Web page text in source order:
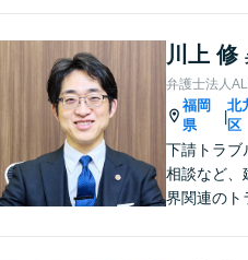
川上 修
弁護士法人
福岡
県
|
北
区
下請トラブ
相談など、
界関連のト